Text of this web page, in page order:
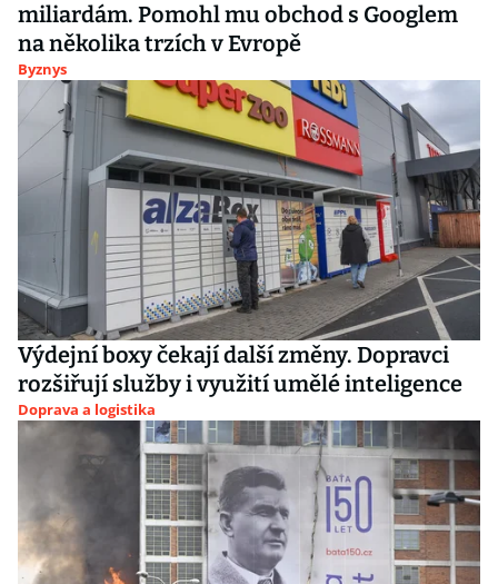
miliardám. Pomohl mu obchod s Googlem
na několika trzích v Evropě
Byznys
Výdejní boxy čekají další změny. Dopravci
rozšiřují služby i využití umělé inteligence
Doprava a logistika